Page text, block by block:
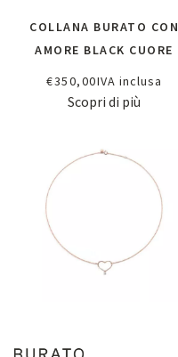
COLLANA BURATO CON
AMORE BLACK CUORE
€350,00IVA inclusa
Scopri di più